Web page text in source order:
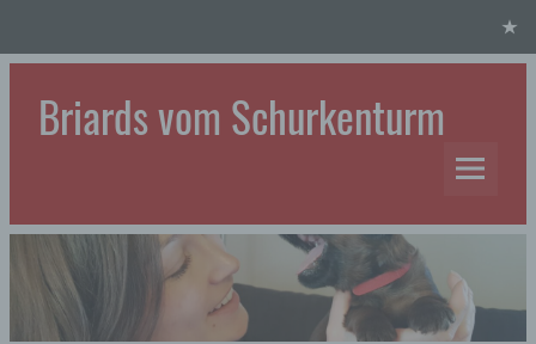
Briards vom Schurkenturm